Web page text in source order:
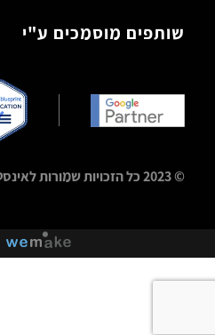
© 2023 כל הזכויות שמורות לאינסטל'ה פרסום באינסטגרם.
שותפים מוסמכים ע"י